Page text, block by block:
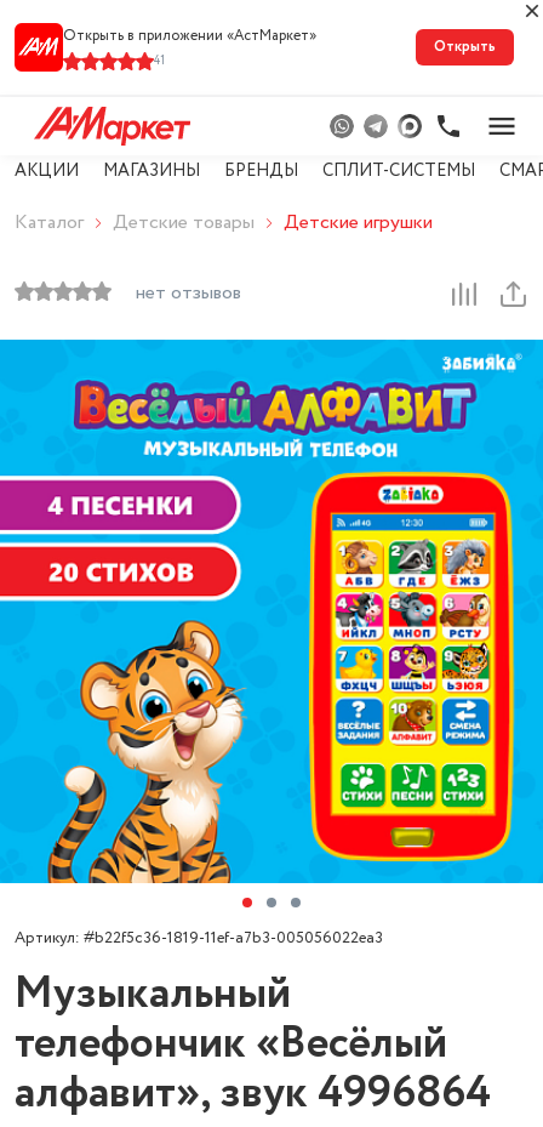
Открыть в приложении «АстМарке‪т‬»
41
Открыть
АКЦИИ МАГАЗИНЫ БРЕНДЫ СПЛИТ-СИСТЕМЫ
Каталог Детские товары Детские игрушки
нет отзывов
Артикул: #b22f5c36-1819-11ef-a7b3-005056022ea3
Музыкальный
телефончик «Весёлый
алфавит», звук 4996864